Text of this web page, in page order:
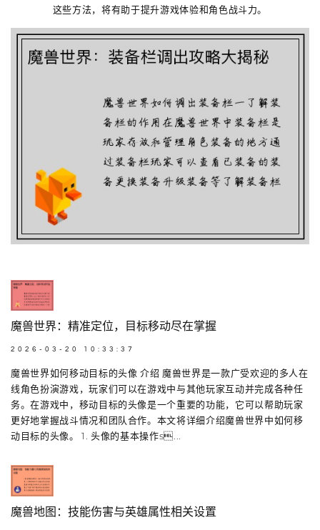
这些方法，将有助于提升游戏体验和角色战斗力。
魔兽世界：精准定位，目标移动尽在掌握
2026-03-20 10:33:37
魔兽世界如何移动目标的头像 介绍 魔兽世界是一款广受欢迎的多人在
线角色扮演游戏，玩家们可以在游戏中与其他玩家互动并完成各种任
务。在游戏中，移动目标的头像是一个重要的功能，它可以帮助玩家
更好地掌握战斗情况和团队合作。本文将详细介绍魔兽世界中如何移
动目标的头像。 1. 头像的基本操作s...
魔兽地图：技能伤害与英雄属性相关设置